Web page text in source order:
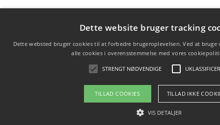
Dette website bruger tracking
Dette websted bruger cookies til at forbedre brugeroplevelsen. Ved at bruge
alle cookies i overensstemmelse med vores
STRENGT NØDVENDIGE
TILLAD COOKIES TILLAD IKKE
VIS DETALJER